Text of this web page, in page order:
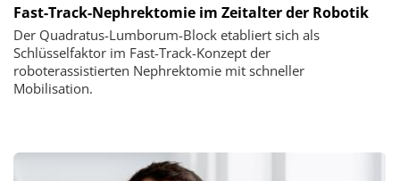
Fast-Track-Nephrektomie im Zeitalter der Robotik
Der Quadratus-Lumborum-Block etabliert sich als
Schlüsselfaktor im Fast-Track-Konzept der
roboterassistierten Nephrektomie mit schneller
Mobilisation.